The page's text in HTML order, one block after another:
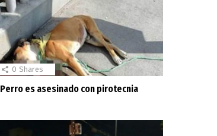
0 Shares
Perro es asesinado con pirotecnia